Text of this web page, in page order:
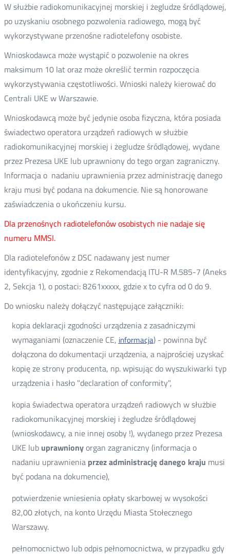
W służbie radiokomunikacyjnej morskiej i żegludze śródlądowej,
po uzyskaniu osobnego pozwolenia radiowego, mogą być
wykorzystywane przenośne radiotelefony osobiste.
Wnioskodawca może wystąpić o pozwolenie na okres
maksimum 10 lat oraz może określić termin rozpoczęcia
wykorzystywania częstotliwości. Wnioski należy kierować do
Centrali UKE w Warszawie.
Wnioskodawcą może być jedynie osoba fizyczna, która posiada
świadectwo operatora urządzeń radiowych w służbie
radiokomunikacyjnej morskiej i żegludze śródlądowej, wydane
przez Prezesa UKE lub uprawniony do tego organ zagraniczny.
Informacja o nadaniu uprawnienia przez administrację danego
kraju musi być podana na dokumencie. Nie są honorowane
zaświadczenia o ukończeniu kursu.
Dla przenośnych radiotelefonów osobistych nie nadaje się
numeru MMSI.
Dla radiotelefonów z DSC nadawany jest numer
identyfikacyjny, zgodnie z Rekomendacją ITU-R M.585-7 (Aneks
2, Sekcja 1), o postaci: 8261xxxxx, gdzie x to cyfra od 0 do 9.
Do wniosku należy dołączyć następujące załączniki:
kopia deklaracji zgodności urządzenia z zasadniczymi
wymaganiami (oznaczenie CE, informacja) - powinna być
dołączona do dokumentacji urządzenia, a najprościej uzyskać
kopię ze strony producenta, np. wpisując do wyszukiwarki typ
urządzenia i hasło "declaration of conformity",
kopia świadectwa operatora urządzeń radiowych w służbie
radiokomunikacyjnej morskiej i żegludze śródlądowej
(wnioskodawcy, a nie innej osoby !), wydanego przez Prezesa
UKE lub uprawnionyorgan zagraniczny (informacja o
nadaniu uprawnienia przez administrację danego kraju musi
być podana na dokumencie),
potwierdzenie wniesienia opłaty skarbowej w wysokości
82,00 złotych, na konto Urzędu Miasta Stołecznego
Warszawy.
pełnomocnictwo lub odpis pełnomocnictwa, w przypadku gdy